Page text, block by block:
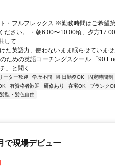
・フルフレックス ※勤務時間はご希望
ださい。 ・朝6:00〜10:00頃、夕方
して...
た英語力、使わないまま眠らせていませ
ための英語コーチングスクール 「90
」と聞く...
ーター歓迎 学歴不問 即日勤務OK 固定時間制
有資格者歓迎 研修あり 在宅OK ブランク
髪型・髪色自由
で現場デビュー